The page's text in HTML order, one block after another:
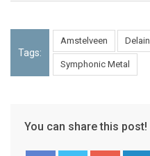
Tags:
Amstelveen Delain
Symphonic Metal
You can share this post!